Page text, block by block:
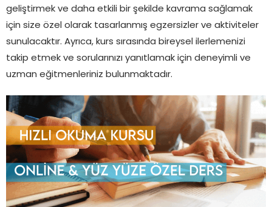
geliştirmek ve daha etkili bir şekilde kavrama sağlamak
için size özel olarak tasarlanmış egzersizler ve aktiviteler
sunulacaktır. Ayrıca, kurs sırasında bireysel ilerlemenizi
takip etmek ve sorularınızı yanıtlamak için deneyimli ve
uzman eğitmenleriniz bulunmaktadır.